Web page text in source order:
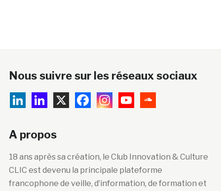
Nous suivre sur les réseaux sociaux
A propos
18 ans après sa création, le Club Innovation & Culture
CLIC est devenu la principale plateforme
francophone de veille, d’information, de formation et